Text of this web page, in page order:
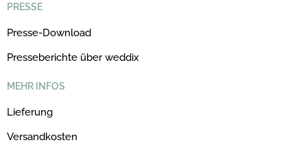
PRESSE
Presse-Download
Presseberichte über weddix
MEHR INFOS
Lieferung
Versandkosten